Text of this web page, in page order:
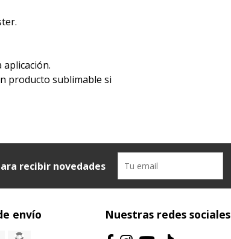
producto sublimable si
recibir novedades
envío Nuestras redes sociales